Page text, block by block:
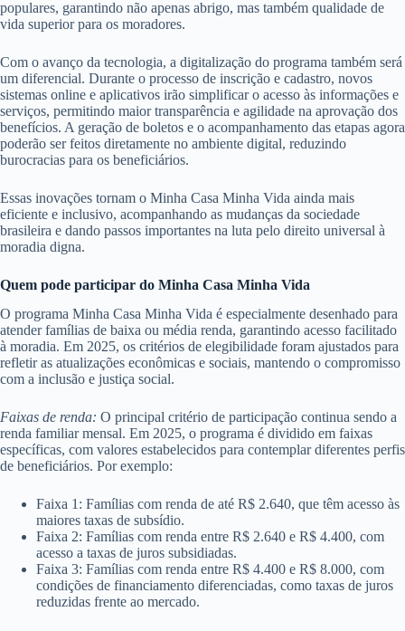
populares, garantindo não apenas abrigo, mas também qualidade de
vida superior para os moradores.
Com o avanço da tecnologia, a digitalização do programa também será
um diferencial. Durante o processo de inscrição e cadastro, novos
sistemas online e aplicativos irão simplificar o acesso às informações e
serviços, permitindo maior transparência e agilidade na aprovação dos
benefícios. A geração de boletos e o acompanhamento das etapas agora
poderão ser feitos diretamente no ambiente digital, reduzindo
burocracias para os beneficiários.
Essas inovações tornam o Minha Casa Minha Vida ainda mais
eficiente e inclusivo, acompanhando as mudanças da sociedade
brasileira e dando passos importantes na luta pelo direito universal à
moradia digna.
Quem pode participar do Minha Casa Minha Vida
O programa Minha Casa Minha Vida é especialmente desenhado para
atender famílias de baixa ou média renda, garantindo acesso facilitado
à moradia. Em 2025, os critérios de elegibilidade foram ajustados para
refletir as atualizações econômicas e sociais, mantendo o compromisso
com a inclusão e justiça social.
Faixas de renda: O principal critério de participação continua sendo a
renda familiar mensal. Em 2025, o programa é dividido em faixas
específicas, com valores estabelecidos para contemplar diferentes perfis
de beneficiários. Por exemplo:
Faixa 1: Famílias com renda de até R$ 2.640, que têm acesso às
maiores taxas de subsídio.
Faixa 2: Famílias com renda entre R$ 2.640 e R$ 4.400, com
acesso a taxas de juros subsidiadas.
Faixa 3: Famílias com renda entre R$ 4.400 e R$ 8.000, com
condições de financiamento diferenciadas, como taxas de juros
reduzidas frente ao mercado.